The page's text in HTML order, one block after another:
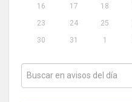
16
17 18
23
24 25
30
31 1